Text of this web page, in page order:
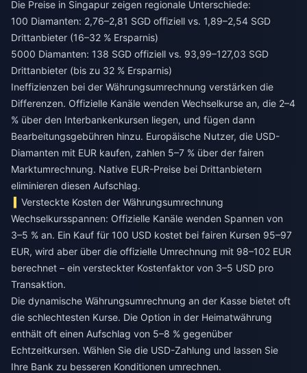
Die Preise in Singapur zeigen regionale Unterschiede:
100 Diamanten: 2,76–2,81 SGD offiziell vs. 1,89–2,54 SGD
Drittanbieter (16–32 % Ersparnis)
5000 Diamanten: 138 SGD offiziell vs. 93,99–127,03 SGD
Drittanbieter (bis zu 32 % Ersparnis)
Ineffizienzen bei der Währungsumrechnung verstärken die
Differenzen. Offizielle Kanäle wenden Wechselkurse an, die 2–4
% über den Interbankenkursen liegen, und fügen dann
Bearbeitungsgebühren hinzu. Europäische Nutzer, die USD-
Diamanten mit EUR kaufen, zahlen 5–7 % über der fairen
Marktumrechnung. Native EUR-Preise bei Drittanbietern
eliminieren diesen Aufschlag.
Versteckte Kosten der Währungsumrechnung
Wechselkursspannen: Offizielle Kanäle wenden Spannen von
3–5 % an. Ein Kauf für 100 USD kostet bei fairen Kursen 95–97
EUR, wird aber über die offizielle Umrechnung mit 98–102 EUR
berechnet – ein versteckter Kostenfaktor von 3–5 USD pro
Transaktion.
Die dynamische Währungsumrechnung an der Kasse bietet oft
die schlechtesten Kurse. Die Option in der Heimatwährung
enthält oft einen Aufschlag von 5–8 % gegenüber
Echtzeitkursen. Wählen Sie die USD-Zahlung und lassen Sie
Ihre Bank zu besseren Konditionen umrechnen.